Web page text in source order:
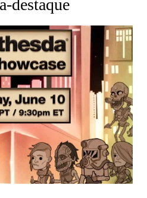
destaque